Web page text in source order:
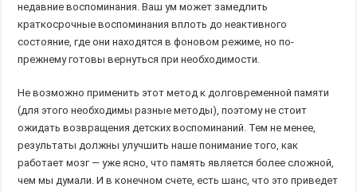
недавние воспоминания. Ваш ум может замедлить
краткосрочные воспоминания вплоть до неактивного
состояние, где они находятся в фоновом режиме, но по-
прежнему готовы вернуться при необходимости.
Не возможно применить этот метод к долговременной памяти
(для этого необходимы разные методы), поэтому не стоит
ожидать возвращения детских воспоминаний. Тем не менее,
результаты должны улучшить наше понимание того, как
работает мозг — уже ясно, что память является более сложной,
чем мы думали. И в конечном счете, есть шанс, что это приведет